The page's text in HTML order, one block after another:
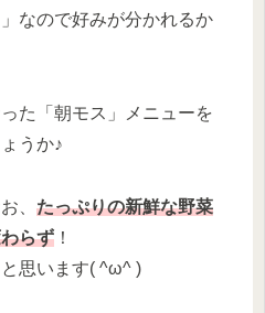
なので好みが分かれるか
た「朝モス」メニューを
うか♪
、 たっぷりの新鮮な野菜
らず ！
思います( ^ω^ )